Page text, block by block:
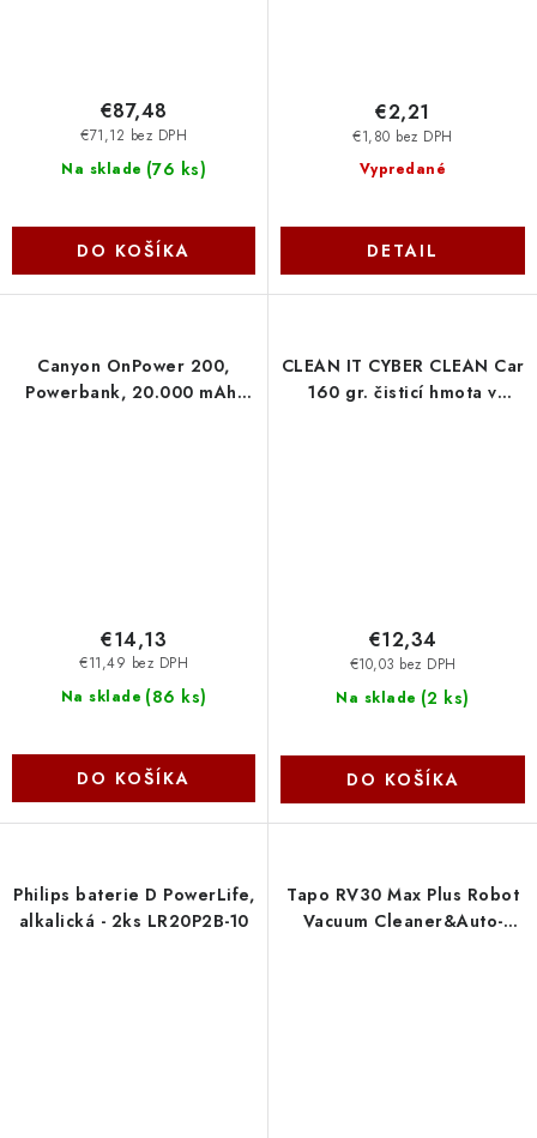
Na sklade (76 ks)
€71,12 bez DPH
€87,48
DO KOŠÍKA
Vypredané
€1,80 bez DPH
€2,21
DETAIL
Canyon OnPower 200,
Powerbank, 20.000 mAh,
Na sklade (86 ks)
€11,49 bez DPH
€14,13
DO KOŠÍKA
CLEAN IT CYBER CLEAN Car
160 gr. čisticí hmota v
Na sklade (2 ks)
€10,03 bez DPH
€12,34
DO KOŠÍKA
Philips baterie D PowerLife,
alkalická - 2ks LR20P2B-10
Tapo RV30 Max Plus Robot
Vacuum Cleaner&Auto-